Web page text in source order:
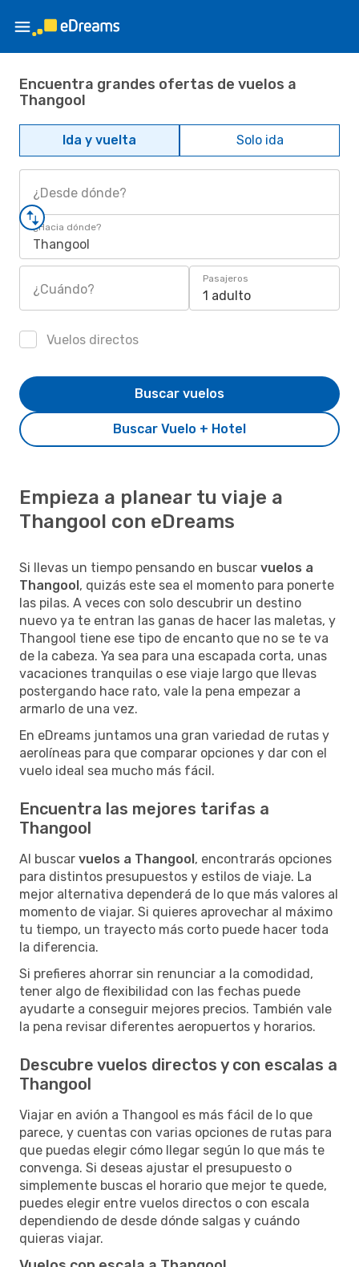
Encuentra grandes ofertas de vuelos a
Thangool
Ida y vuelta Solo ida
¿Desde dónde?
¿Hacia dónde?
Thangool
¿Cuándo?
Pasajeros
1 adulto
Vuelos directos
Buscar Vuelo + Hotel
Buscar vuelos
Empieza a planear tu viaje a
Thangool con eDreams
Si llevas un tiempo pensando en buscar vuelos a
Thangool, quizás este sea el momento para ponerte
las pilas. A veces con solo descubrir un destino
nuevo ya te entran las ganas de hacer las maletas, y
Thangool tiene ese tipo de encanto que no se te va
de la cabeza. Ya sea para una escapada corta, unas
vacaciones tranquilas o ese viaje largo que llevas
postergando hace rato, vale la pena empezar a
armarlo de una vez.
En eDreams juntamos una gran variedad de rutas y
aerolíneas para que comparar opciones y dar con el
vuelo ideal sea mucho más fácil.
Encuentra las mejores tarifas a
Thangool
Al buscar vuelos a Thangool, encontrarás opciones
para distintos presupuestos y estilos de viaje. La
mejor alternativa dependerá de lo que más valores al
momento de viajar. Si quieres aprovechar al máximo
tu tiempo, un trayecto más corto puede hacer toda
la diferencia.
Si prefieres ahorrar sin renunciar a la comodidad,
tener algo de flexibilidad con las fechas puede
ayudarte a conseguir mejores precios. También vale
la pena revisar diferentes aeropuertos y horarios.
Descubre vuelos directos y con escalas a
Thangool
Viajar en avión a Thangool es más fácil de lo que
parece, y cuentas con varias opciones de rutas para
que puedas elegir cómo llegar según lo que más te
convenga. Si deseas ajustar el presupuesto o
simplemente buscas el horario que mejor te quede,
puedes elegir entre vuelos directos o con escala
dependiendo de desde dónde salgas y cuándo
quieras viajar.